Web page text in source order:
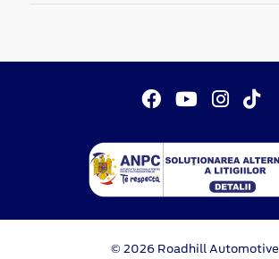
© 2026 Roadhill Automotive